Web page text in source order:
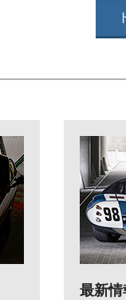
最新情